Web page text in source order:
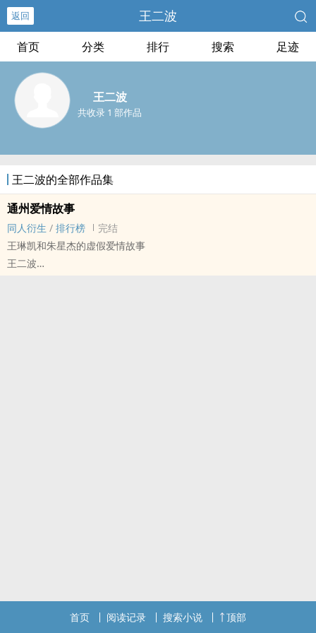
返回 王二波
首页 分类 排行 搜索 足迹
王二波
共收录 1 部作品
王二波的全部作品集
通州爱情故事
同人衍生 / 排行榜
完结
王琳凯和朱星杰的虚假爱情故事
王二波
首页 阅读记录 搜索小说 顶部